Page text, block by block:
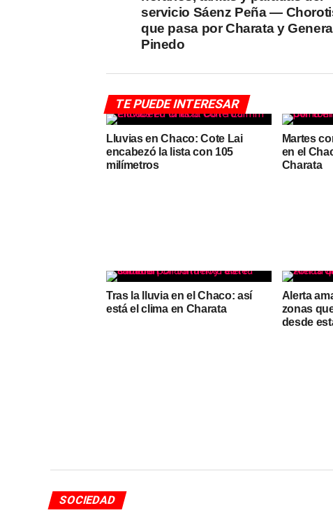
servicio Sáenz Peña —
que pasa por Charata y General
Pinedo
TE PUEDE INTERESAR
Lluvias en Chaco: Cote Lai
encabezó la lista con 105
milímetros
Martes
en el
Charata
Tras la lluvia en el Chaco: así
está el clima en Charata
Alerta
zonas
desde
SOCIEDAD